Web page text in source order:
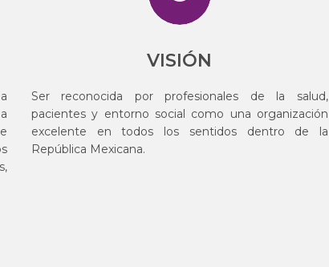
VISIÓN
Ser reconocida por profesionales de la salud,
pacientes y entorno social como una organización
excelente en todos los sentidos dentro de la
República Mexicana.